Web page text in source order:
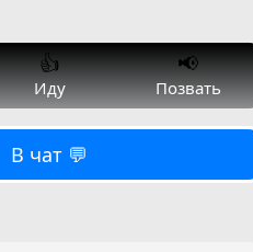
👍
Иду
📢
Позвать
В чат 💬